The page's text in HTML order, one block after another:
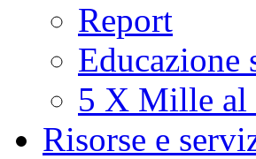
Report
Educazione
5 X Mille al
Risorse e